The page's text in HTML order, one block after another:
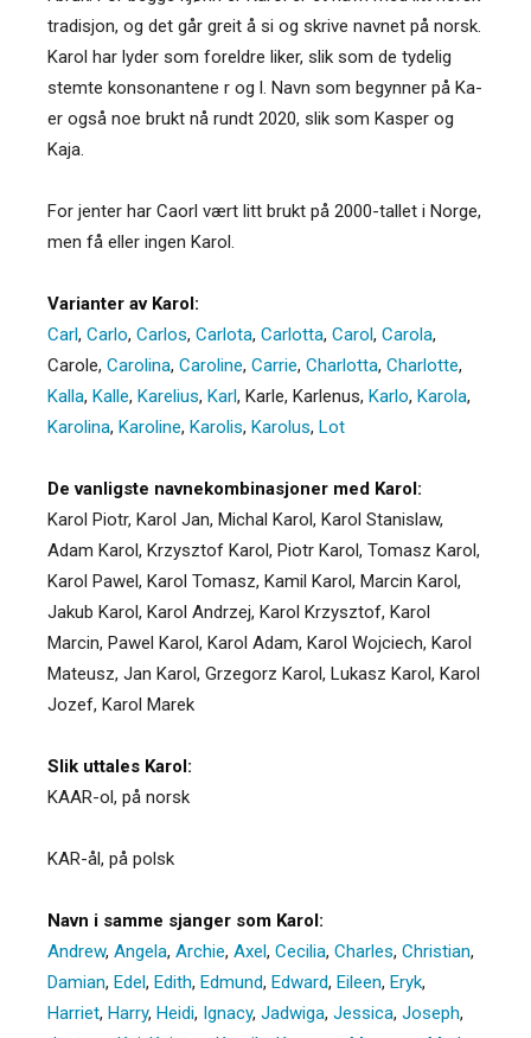
tradisjon, og det går greit å si og skrive navnet på norsk.
Karol har lyder som foreldre liker, slik som de tydelig
stemte konsonantene r og l. Navn som begynner på Ka-
er også noe brukt nå rundt 2020, slik som Kasper og
Kaja.
For jenter har Caorl vært litt brukt på 2000-tallet i Norge,
men få eller ingen Karol.
Varianter av Karol:
Carl, Carlo, Carlos, Carlota, Carlotta, Carol, Carola,
Carole, Carolina, Caroline, Carrie, Charlotta, Charlotte,
Kalla, Kalle, Karelius, Karl, Karle, Karlenus, Karlo, Karola,
Karolina, Karoline, Karolis, Karolus, Lot
De vanligste navnekombinasjoner med Karol:
Karol Piotr, Karol Jan, Michal Karol, Karol Stanislaw,
Adam Karol, Krzysztof Karol, Piotr Karol, Tomasz Karol,
Karol Pawel, Karol Tomasz, Kamil Karol, Marcin Karol,
Jakub Karol, Karol Andrzej, Karol Krzysztof, Karol
Marcin, Pawel Karol, Karol Adam, Karol Wojciech, Karol
Mateusz, Jan Karol, Grzegorz Karol, Lukasz Karol, Karol
Jozef, Karol Marek
Slik uttales Karol:
KAAR-ol, på norsk
KAR-ål, på polsk
Navn i samme sjanger som Karol:
Andrew, Angela, Archie, Axel, Cecilia, Charles, Christian,
Damian, Edel, Edith, Edmund, Edward, Eileen, Eryk,
Harriet, Harry, Heidi, Ignacy, Jadwiga, Jessica, Joseph,